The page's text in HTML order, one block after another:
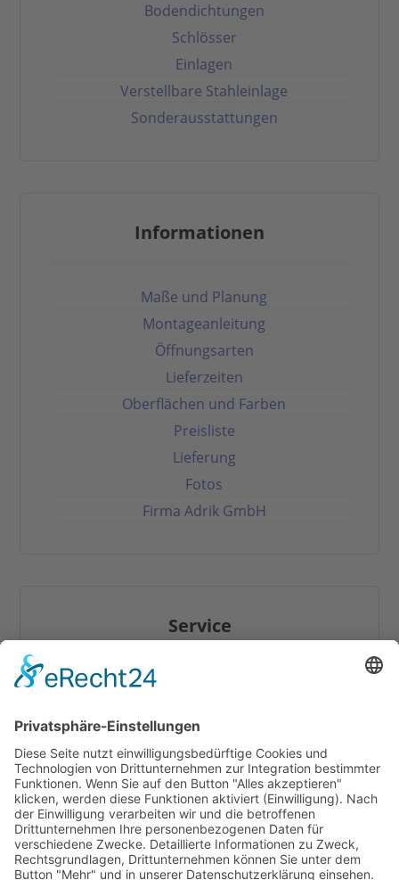
Bodendichtungen
Schlösser
Einlagen
Verstellbare Stahleinlage
Sonderausstattungen
Informationen
Maße und Planung
Montageanleitung
Öffnungsarten
Lieferzeiten
Oberflächen und Farben
Preisliste
Lieferung
Fotos
Firma Adrik GmbH
Service
Online-Katalog
Mehr Infos zum Thema Tapetentüren
Anleitungen